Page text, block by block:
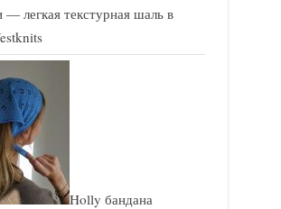
— легкая текстурная шаль в
Holly бандана